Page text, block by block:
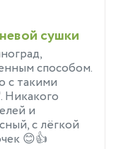
сушки
способом.
с такими
Никакого
и
с лёгкой
😊👍